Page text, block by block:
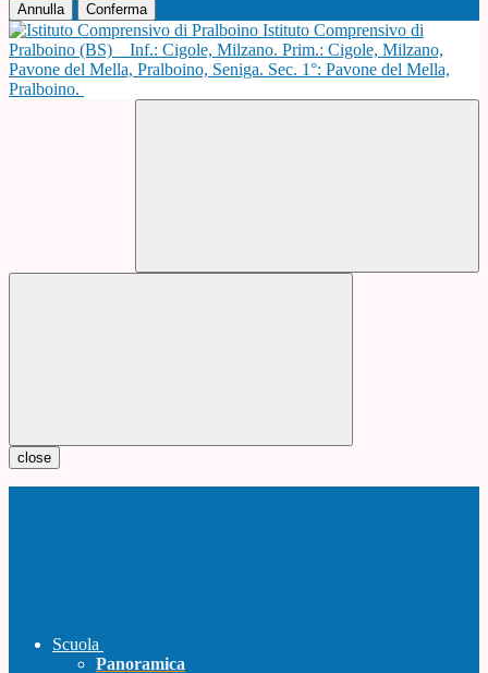
Annulla Conferma
Istituto Comprensivo di
Pralboino (BS)
Inf.: Cigole, Milzano. Prim.: Cigole, Milzano,
Pavone del Mella, Pralboino, Seniga. Sec. 1°: Pavone del Mella,
Pralboino.
close
Scuola
Panoramica